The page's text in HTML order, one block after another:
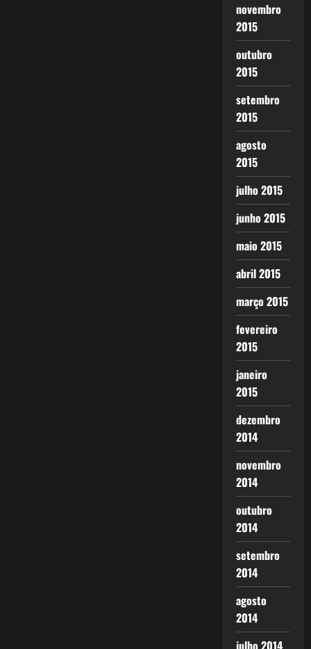
novembro
2015
outubro
2015
setembro
2015
agosto
2015
julho 2015
junho 2015
maio 2015
abril 2015
março 2015
fevereiro
2015
janeiro
2015
dezembro
2014
novembro
2014
outubro
2014
setembro
2014
agosto
2014
julho 2014